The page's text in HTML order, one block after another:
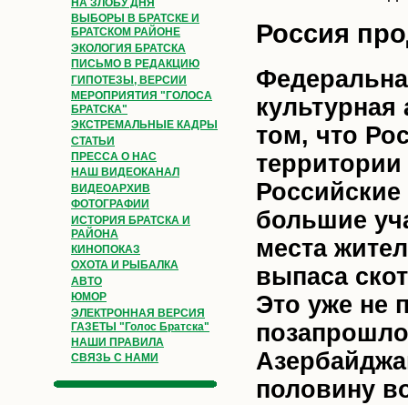
НА ЗЛОБУ ДНЯ
ВЫБОРЫ В БРАТСКЕ И
БРАТСКОМ РАЙОНЕ
ЭКОЛОГИЯ БРАТСКА
ПИСЬМО В РЕДАКЦИЮ
ГИПОТЕЗЫ, ВЕРСИИ
МЕРОПРИЯТИЯ "ГОЛОСА
БРАТСКА"
ЭКСТРЕМАЛЬНЫЕ КАДРЫ
СТАТЬИ
ПРЕССА О НАС
НАШ ВИДЕОКАНАЛ
ВИДЕОАРХИВ
ФОТОГРАФИИ
ИСТОРИЯ БРАТСКА И
РАЙОНА
КИНОПОКАЗ
ОХОТА И РЫБАЛКА
АВТО
ЮМОР
ЭЛЕКТРОННАЯ ВЕРСИЯ
ГАЗЕТЫ "Голос Братска"
НАШИ ПРАВИЛА
СВЯЗЬ С НАМИ
Россия
том, что
территории
большие
места
выпаса
Это уже не
половину